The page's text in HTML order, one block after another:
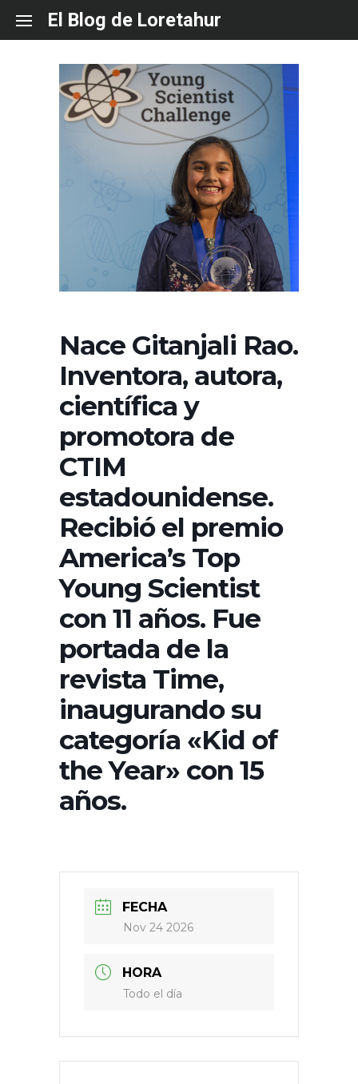
content
El Blog de Loretahur
Nace Gitanjali Rao.
Inventora, autora,
científica y
promotora de
CTIM
estadounidense.
Recibió el premio
America’s Top
Young Scientist
con 11 años. Fue
portada de la
revista Time,
inaugurando su
categoría «Kid of
the Year» con 15
años.
FECHA
Nov 24 2026
HORA
Todo el día